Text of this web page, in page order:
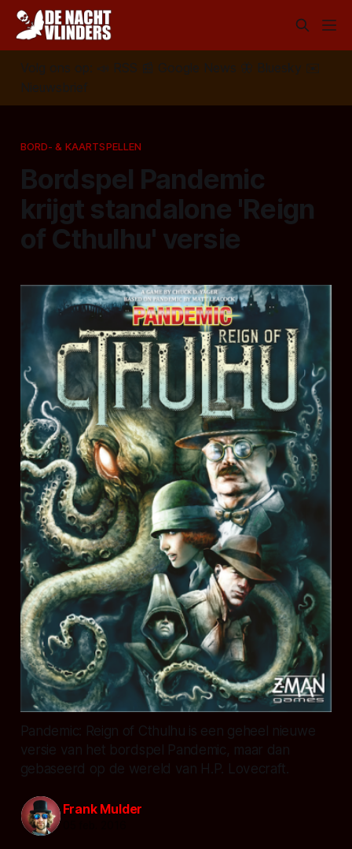
Volg ons op: 📣 RSS 📰 Google News 🦋 Bluesky
✉️
Nieuwsbrief
BORD- & KAARTSPELLEN
Bordspel Pandemic
krijgt standalone 'Reign
of Cthulhu' versie
Pandemic: Reign of Cthulhu is een geheel nieuwe
versie van het bordspel Pandemic, maar dan
gebaseerd op de wereld van H.P. Lovecraft.
Frank Mulder